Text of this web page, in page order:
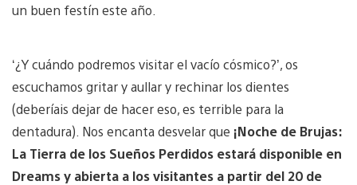
un buen festín este año.
‘¿Y cuándo podremos visitar el vacío cósmico?’, os
escuchamos gritar y aullar y rechinar los dientes
(deberíais dejar de hacer eso, es terrible para la
dentadura). Nos encanta desvelar que ¡Noche de Brujas:
La Tierra de los Sueños Perdidos estará disponible en
Dreams y abierta a los visitantes a partir del 20 de